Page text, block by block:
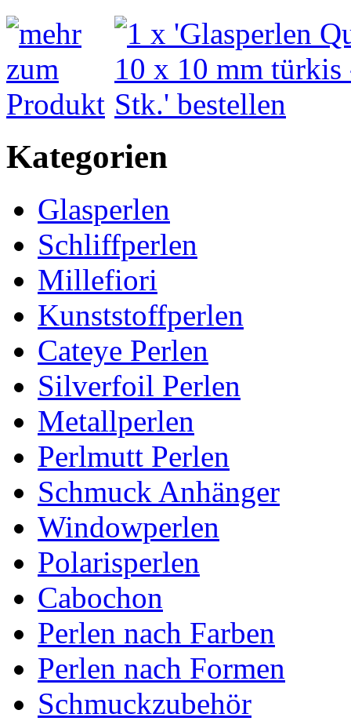
Kategorien
Glasperlen
Schliffperlen
Millefiori
Kunststoffperlen
Cateye Perlen
Silverfoil Perlen
Metallperlen
Perlmutt Perlen
Schmuck Anhänger
Windowperlen
Polarisperlen
Cabochon
Perlen nach Farben
Perlen nach Formen
Schmuckzubehör